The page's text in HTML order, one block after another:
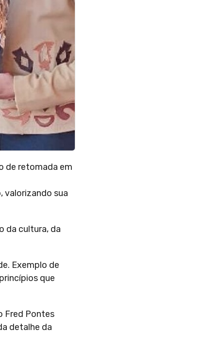
de retomada em
valorizando sua
da cultura, da
Exemplo de
que
Fred Pontes
detalhe da